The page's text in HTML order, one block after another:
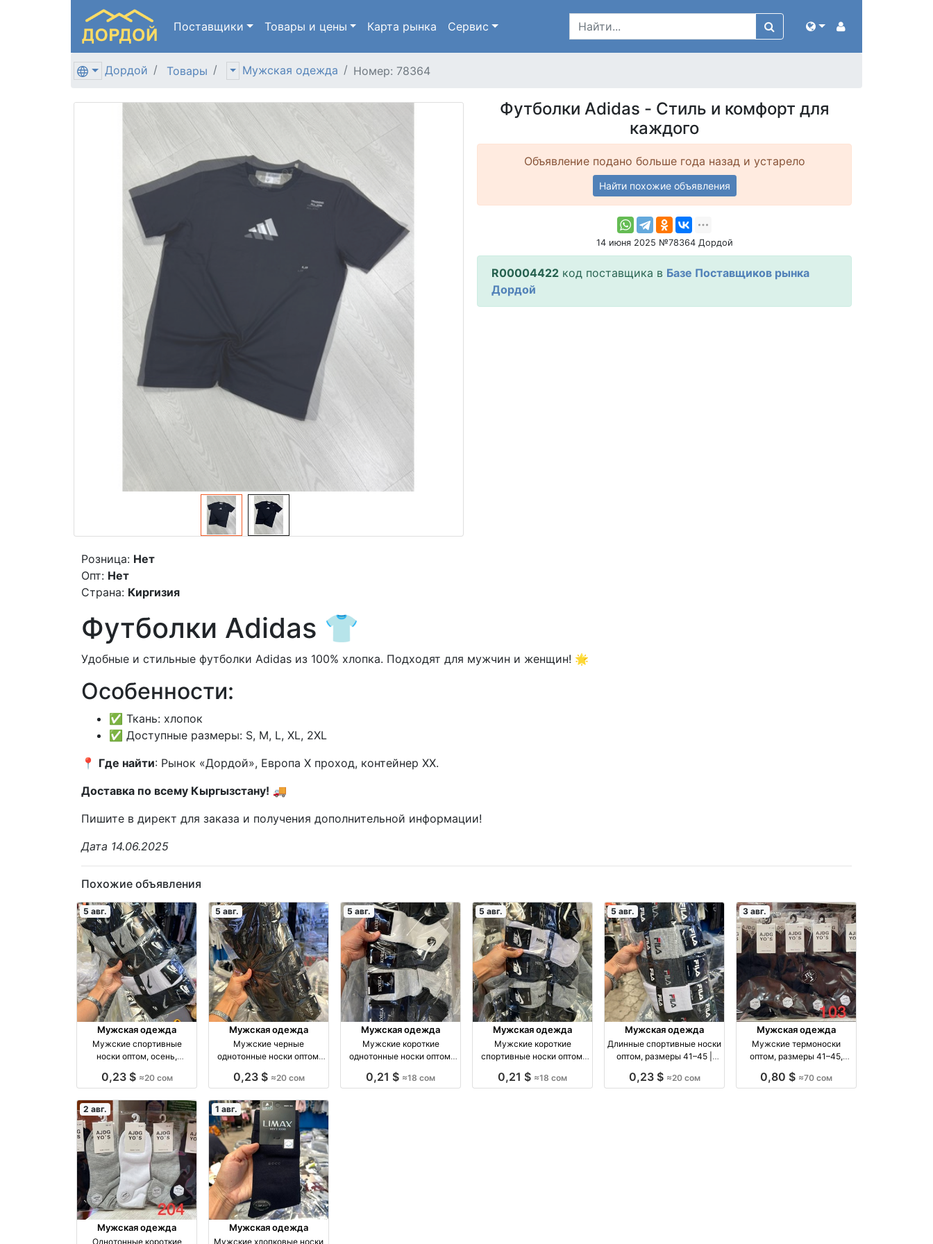
Поставщики Товары и цены Карта рынка Сервис
Дордой Товары Мужская одежда Номер: 78364
Футболки Adidas - Стиль и комфорт для
каждого
Объявление подано больше года назад и устарело
Найти похожие объявления
14 июня 2025 №78364 Дордой
R00004422 код поставщика в Базе Поставщиков рынка
Дордой
Розница: Нет
Опт: Нет
Страна: Киргизия
Футболки Adidas 👕
Удобные и стильные футболки Adidas из 100% хлопка. Подходят для мужчин и женщин! 🌟
Особенности:
✅ Ткань: хлопок
✅ Доступные размеры: S, M, L, XL, 2XL
📍 Где найти: Рынок «Дордой», Европа X проход, контейнер XX.
Доставка по всему Кыргызстану! 🚚
Пишите в директ для заказа и получения дополнительной информации!
Дата 14.06.2025
Похожие объявления
5 авг.
Мужская одежда
Мужские спортивные
носки оптом, осень,
производство Россия
0,23 $ ≈20 сом
5 авг.
Мужская одежда
Мужские черные
однотонные носки оптом,
производство Россия
0,23 $ ≈20 сом
5 авг.
Мужская одежда
Мужские короткие
однотонные носки оптом,
производство Киргизия
0,21 $ ≈18 сом
5 авг.
Мужская одежда
Мужские короткие
спортивные носки оптом,
производство Киргизия
0,21 $ ≈18 сом
5 авг.
Мужская одежда
Длинные спортивные носки
оптом, размеры 41–45 |
производство Россия
0,23 $ ≈20 сом
3 авг.
Мужская одежда
Мужские термоноски
оптом, размеры 41–45,
производство Киргизия
0,80 $ ≈70 сом
2 авг.
Мужская одежда
Однотонные короткие
1 авг.
Мужская одежда
Мужские хлопковые носки